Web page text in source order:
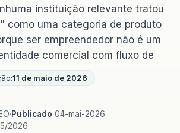
instituição relevante tratou
como uma categoria de produto
ser empreendedor não é um
comercial com fluxo de
11 de maio de 2026
·Publicado 04-mai-2026·
2026